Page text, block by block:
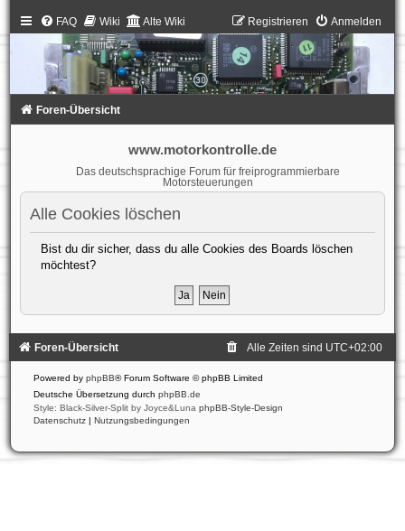
FAQ Wiki Alte Wiki Anmelden
Registrieren
Foren-Übersicht
www.motorkontrolle.de
Das deutschsprachige Forum für freiprogrammierbare
Motorsteuerungen
Alle Cookies löschen
Bist du dir sicher, dass du alle Cookies des Boards löschen
möchtest?
Foren-Übersicht Alle Zeiten sind UTC+02:00
Powered by phpBB® Forum Software © phpBB Limited
Deutsche Übersetzung durch phpBB.de
Style: Black-Silver-Split by Joyce&Luna phpBB-Style-Design
Datenschutz | Nutzungsbedingungen